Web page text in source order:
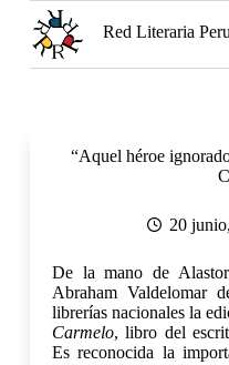
Red Literaria
“Aquel héroe
20
De la mano de
Abraham Valdelomar
librerías nacionales la
Carmelo, libro del
Es reconocida la